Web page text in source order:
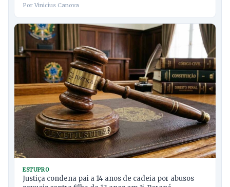
Por Vinicius Canova
ESTUPRO
Justiça condena pai a 14 anos de cadeia por abusos